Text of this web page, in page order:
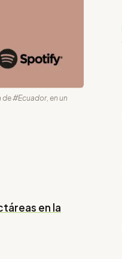
#Ecuador, en un
en la